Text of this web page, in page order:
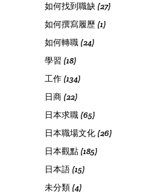
如何找到職缺 (27)
如何撰寫履歷 (1)
如何轉職 (24)
學習 (18)
工作 (134)
日商 (22)
日本求職 (65)
日本職場文化 (26)
日本觀點 (185)
日本語 (15)
未分類 (4)